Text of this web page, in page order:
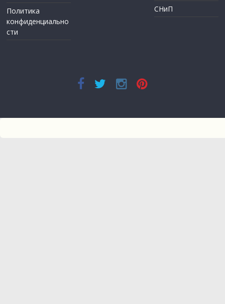
Политика
конфиденциально
сти
СНиП